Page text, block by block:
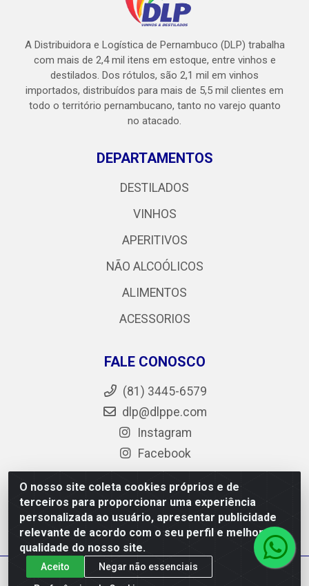
O nosso site coleta cookies próprios e de
terceiros para proporcionar uma experiência
personalizada ao usuário, apresentar publicidade
relevante de acordo com o seu perfil e melhorar a
qualidade do nosso site.
Aceito
Negar não essenciais
A Distribuidora e Logística de Pernambuco (DLP) trabalha
com mais de 2,4 mil itens em estoque, entre vinhos e
destilados. Dos rótulos, são 2,1 mil em vinhos
importados, distribuídos para mais de 5,5 mil clientes em
todo o território pernambucano, tanto no varejo quanto
no atacado.
DEPARTAMENTOS
DESTILADOS
VINHOS
APERITIVOS
NÃO ALCOÓLICOS
ALIMENTOS
ACESSORIOS
FALE CONOSCO
(81) 3445-6579
dlp@dlppe.com
Instagram
Facebook
DLP - AV. Engenheiro Abdias de Carvalho, 962 - Bongi -
PE - CEP 50.640-525 - CNPJ 05.429.222/0001-48